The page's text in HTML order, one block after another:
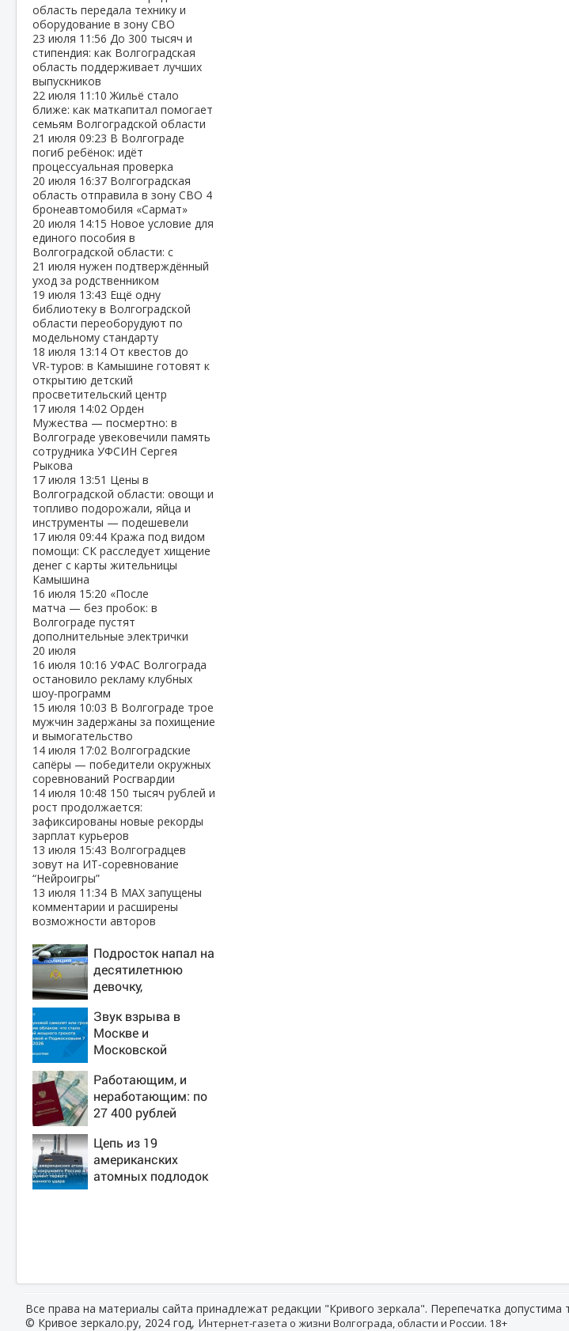
область передала технику и
оборудование в зону СВО
23 июля 11:56 До 300 тысяч и
стипендия: как Волгоградская
область поддерживает лучших
выпускников
22 июля 11:10Жильё стало
ближе: как маткапитал помогает
семьям Волгоградской области
21 июля 09:23 В Волгограде
погиб ребёнок: идёт
процессуальная проверка
20 июля 16:37 Волгоградская
область отправила в зону СВО 4
бронеавтомобиля «Сармат»
20 июля 14:15 Новое условие для
единого пособия в
Волгоградской области: с
21 июля нужен подтверждённый
уход за родственником
19 июля 13:43 Ещё одну
библиотеку в Волгоградской
области переоборудуют по
модельному стандарту
18 июля 13:14 От квестов до
VR‑туров: в Камышине готовят к
открытию детский
просветительский центр
17 июля 14:02 Орден
Мужества — посмертно: в
Волгограде увековечили память
сотрудника УФСИН Сергея
Рыкова
17 июля 13:51 Цены в
Волгоградской области: овощи и
топливо подорожали, яйца и
инструменты — подешевели
17 июля 09:44 Кража под видом
помощи: СК расследует хищение
денег с карты жительницы
Камышина
16 июля 15:20 «После
матча — без пробок: в
Волгограде пустят
дополнительные электрички
20 июля
16 июля 10:16 УФАС Волгограда
остановило рекламу клубных
шоу‑программ
15 июля 10:03 В Волгограде трое
мужчин задержаны за похищение
и вымогательство
14 июля 17:02 Волгоградские
сапёры — победители окружных
соревнований Росгвардии
14 июля 10:48 150 тысяч рублей и
рост продолжается:
зафиксированы новые рекорды
зарплат курьеров
13 июля 15:43 Волгоградцев
зовут на ИТ‑соревнование
“Нейроигры”
13 июля 11:34 В МАХ запущены
комментарии и расширены
возможности авторов
Подросток напал на
десятилетнюю
девочку,
квартиру
Звук взрыва в
Москве и
Московской
2026 года: Причины,
источник, откуда
был громкий хлопок
Работающим, и
неработающим: по
27 400 рублей
в сентябре -
PrimaMedia.ru
Цепь из 19
американских
атомных подлодок
Все права на материалы сайта принадлежат редакции "Кривого зеркала". Перепечатка допустима
© Кривое зеркало.ру, 2024 год, Интернет-газета о жизни Волгограда, области и России. 18+